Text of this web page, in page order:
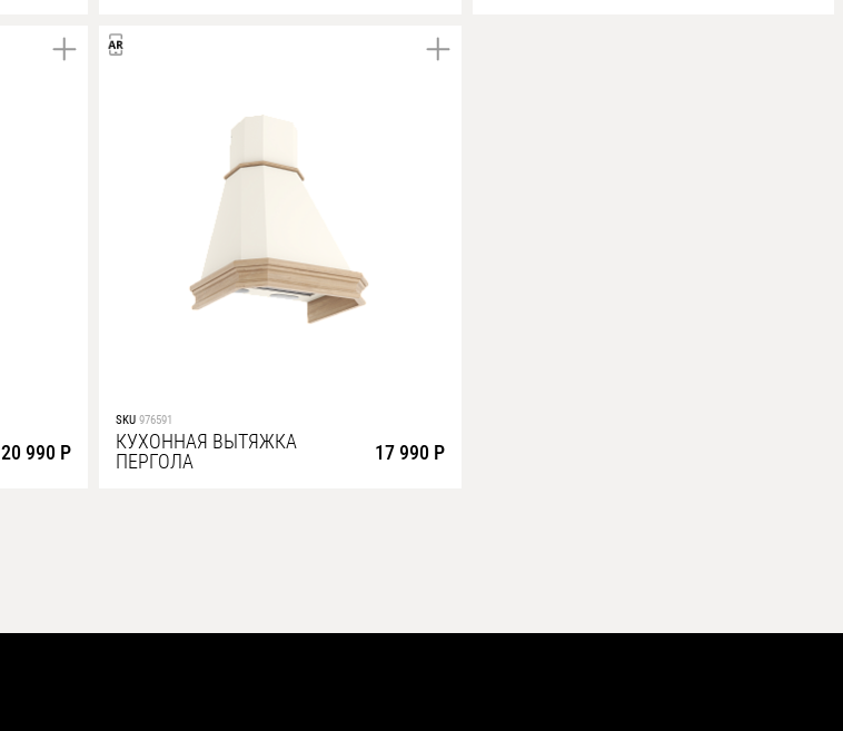
20 990 Р
SKU 976591
КУХОННАЯ ВЫТЯЖКА
ПЕРГОЛА
17 990 Р